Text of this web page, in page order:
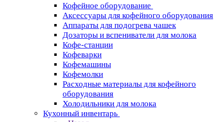
Кофейное оборудование
Аксессуары для кофейного оборудования
Аппараты для подогрева чашек
Дозаторы и вспениватели для молока
Кофе-станции
Кофеварки
Кофемашины
Кофемолки
Расходные материалы для кофейного
оборудования
Холодильники для молока
Кухонный инвентарь